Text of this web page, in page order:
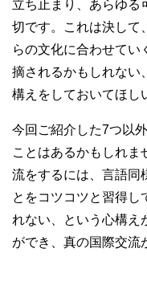
立ち止まり、あらゆる
切です。これは決して
らの文化に合わせてい
摘されるかもしれない
構えをしておいてほし
今回ご紹介した7つ以
ことはあるかもしれま
流をするには、言語同
とをコツコツと習得し
れない、という心構え
ができ、真の国際交流